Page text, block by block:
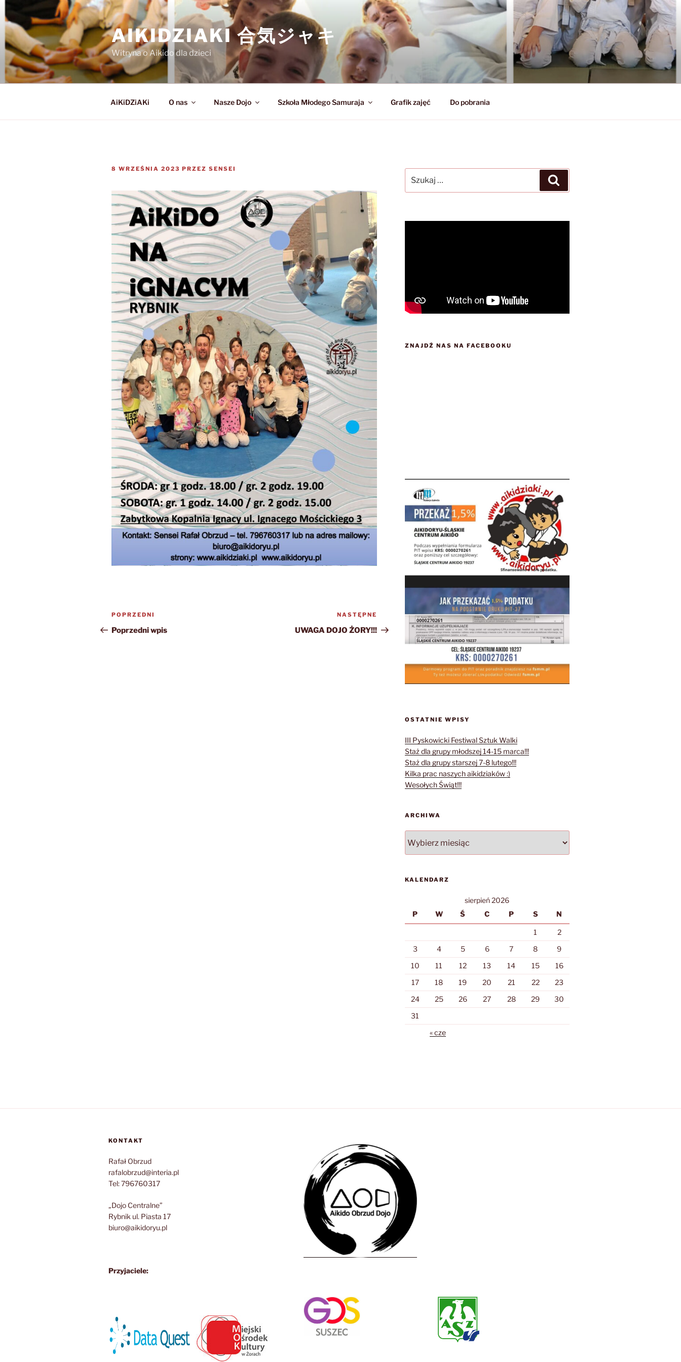
do
treści
AIKIDZIAKI 合気ジャキ
Witryna o Aikido dla dzieci
AiKiDZiAKi O nas Nasze Dojo Szkoła Młodego Samuraja Grafik zajęć Do pobrania
OPUBLIKOWANE
8 WRZEŚNIA 2023 PRZEZ SENSEI
Nawigacja
wpisu
Poprzedni
wpis
POPRZEDNI
Poprzedni wpis
Następny
wpis
NASTĘPNE
UWAGA DOJO ŻORY!!!
ZNAJDŹ NAS NA FACEBOOKU
OSTATNIE WPISY
III Pyskowicki Festiwal Sztuk Walki
Staż dla grupy młodszej 14-15 marca!!!
Staż dla grupy starszej 7-8 lutego!!!
Kilka prac naszych aikidziaków :)
Wesołych Świąt!!!
ARCHIWA
KALENDARZ
sierpień 2026
P
W Ś C P S N
1
2
3
4 5 6 7 8
9
10
11 12 13 14 15
16
17
18 19 20 21 22
23
24
25 26 27 28 29
30
31
« cze
KONTAKT
Rafał Obrzud
rafalobrzud@interia.pl
Tel: 796760317
„Dojo Centralne”
Rybnik ul. Piasta 17
biuro@aikidoryu.pl
Przyjaciele: